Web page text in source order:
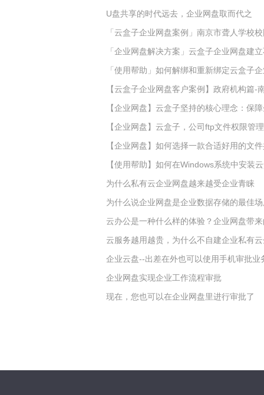
U盘共享的时代远去，企业网盘取而代之
「云盒子企业网盘案例」南京市聋人学校
「企业网盘解决方案」云盒子企业网盘建
「使用帮助」如何解绑和重新绑定云盒子
【云盒子企业网盘客户案例】政府机构篇-
【企业网盘】云盒子坚持的核心理念：保
【企业网盘】云盒子，公司ftp文件权限管
【企业网盘】如何选择一款合适好用的文
【使用帮助】如何在Windows系统中安装
为什么私有云企业网盘越来越受企业青睐
为什么说企业网盘是企业数据存储的最佳
云办公是一种什么样的体验？企业网盘带
云服务越用越贵，为什么不自建企业私有
企业云盘--出差在外也可以使用手机审批业
企业网盘实现企业工作流程审批
现在，您也可以在企业网盘里进行审批了